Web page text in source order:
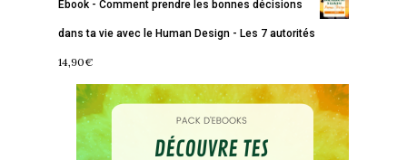
Ebook - Comment prendre les bonnes décisions
dans ta vie avec le Human Design - Les 7 autorités
14,90€